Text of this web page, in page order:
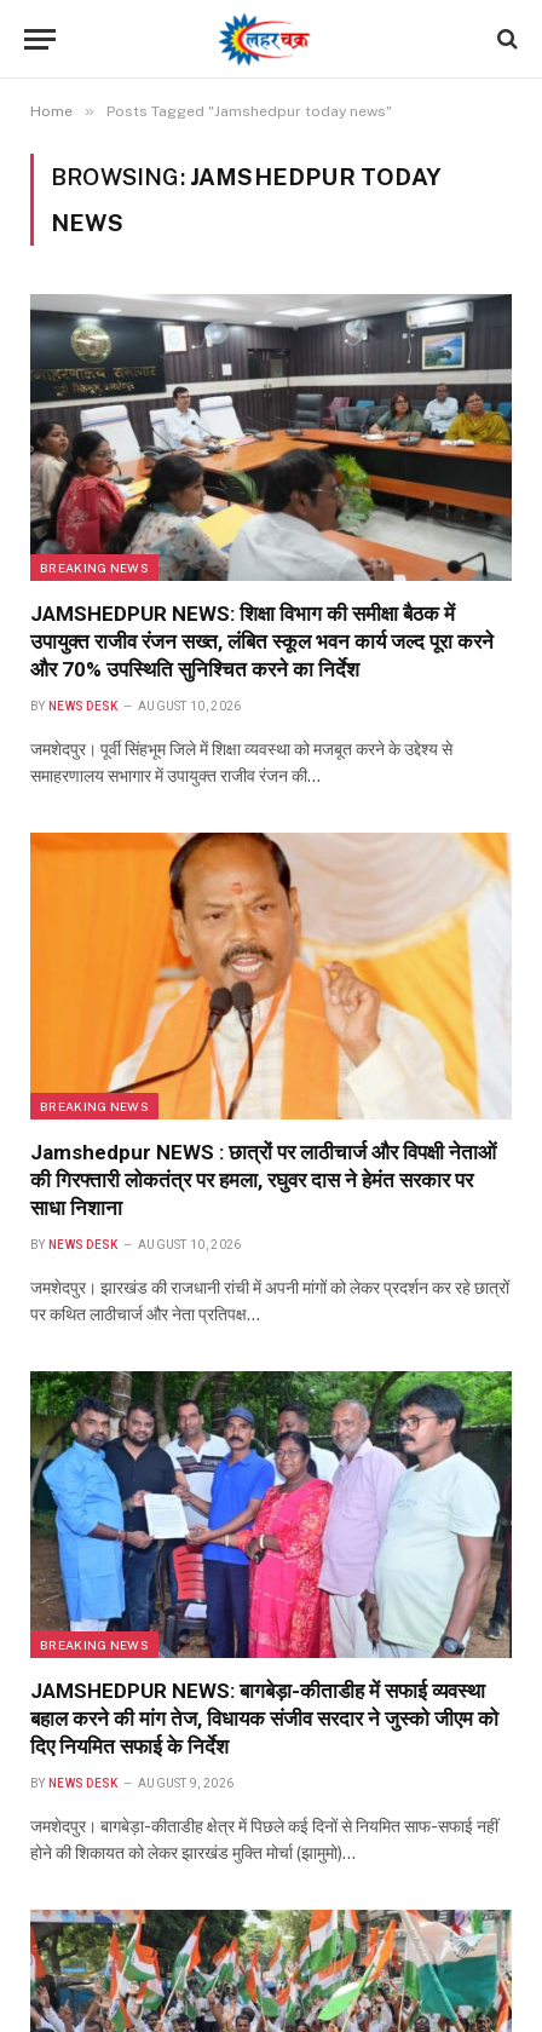
Home » Posts Tagged "Jamshedpur today news"
BROWSING: JAMSHEDPUR TODAY
NEWS
BREAKING NEWS
JAMSHEDPUR NEWS: शिक्षा विभाग की समीक्षा बैठक में
उपायुक्त राजीव रंजन सख्त, लंबित स्कूल भवन कार्य जल्द पूरा करने
और 70% उपस्थिति सुनिश्चित करने का निर्देश
BY NEWS DESK AUGUST 10, 2026
जमशेदपुर। पूर्वी सिंहभूम जिले में शिक्षा व्यवस्था को मजबूत करने के उद्देश्य से
समाहरणालय सभागार में उपायुक्त राजीव रंजन की…
BREAKING NEWS
Jamshedpur NEWS : छात्रों पर लाठीचार्ज और विपक्षी नेताओं
की गिरफ्तारी लोकतंत्र पर हमला, रघुवर दास ने हेमंत सरकार पर
साधा निशाना
BY NEWS DESK AUGUST 10, 2026
जमशेदपुर। झारखंड की राजधानी रांची में अपनी मांगों को लेकर प्रदर्शन कर रहे छात्रों
पर कथित लाठीचार्ज और नेता प्रतिपक्ष…
BREAKING NEWS
JAMSHEDPUR NEWS: बागबेड़ा-कीताडीह में सफाई व्यवस्था
बहाल करने की मांग तेज, विधायक संजीव सरदार ने जुस्को जीएम को
दिए नियमित सफाई के निर्देश
BY NEWS DESK AUGUST 9, 2026
जमशेदपुर। बागबेड़ा-कीताडीह क्षेत्र में पिछले कई दिनों से नियमित साफ-सफाई नहीं
होने की शिकायत को लेकर झारखंड मुक्ति मोर्चा (झामुमो)…